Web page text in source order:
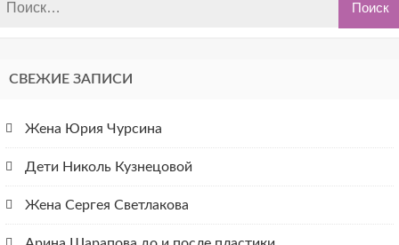
СВЕЖИЕ ЗАПИСИ
Жена Юрия Чурсина
Дети Николь Кузнецовой
Жена Сергея Светлакова